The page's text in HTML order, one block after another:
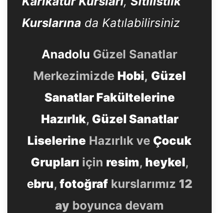
Kurslarına da Katılabilirsiniz
Anadolu Güzel Sanatlar
Merkezimizde Hobi, Güzel
Sanatlar Fakültelerine
Hazırlık, Güzel Sanatlar
Liselerine Hazırlık ve Çocuk
Grupları için resim, heykel,
ebru, fotoğrafkurslarımız 12
ay boyunca devam